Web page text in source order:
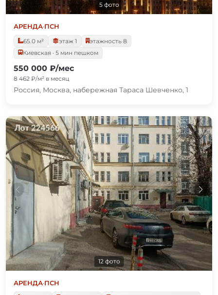
5 фото
АРЕНДА·ПСН
65.0 м²
этаж 1
этажность 8
Киевская · 5 мин пешком
550 000 ₽/мес
8 462 ₽/м² в месяц
Россия, Москва, набережная Тараса Шевченко, 1
12 фото
АРЕНДА·ПСН